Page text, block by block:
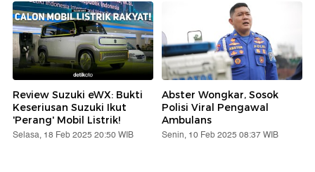
Review Suzuki eWX: Bukti
Keseriusan Suzuki Ikut
'Perang' Mobil Listrik!
Selasa, 18 Feb 2025 20:50 WIB
Abster Wongkar, Sosok
Polisi Viral Pengawal
Ambulans
Senin, 10 Feb 2025 08:37 WIB